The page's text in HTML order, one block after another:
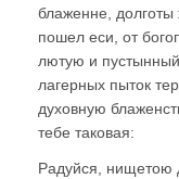
блаженне, долготы
пошел еси, от
лютую и
лагерных пыток
духовную
тебе таковая:
Радуйся, нищетою